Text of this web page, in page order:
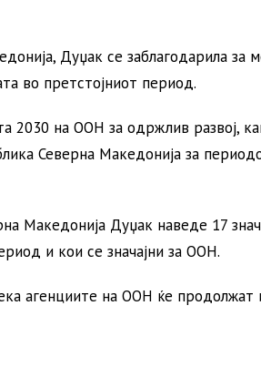
Дуџак се заблагодарила за
во претстојниот период.
на ООН за одржлив развој,
Северна Македонија за
Македонија Дуџак наведе 17
и кои се значајни за ООН.
агенциите на ООН ќе продолжат